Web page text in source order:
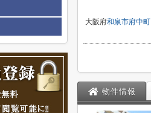
大阪府和泉市府中町
物件情報